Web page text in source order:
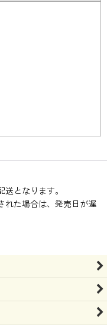
となります。
れた場合は、発売日が遅